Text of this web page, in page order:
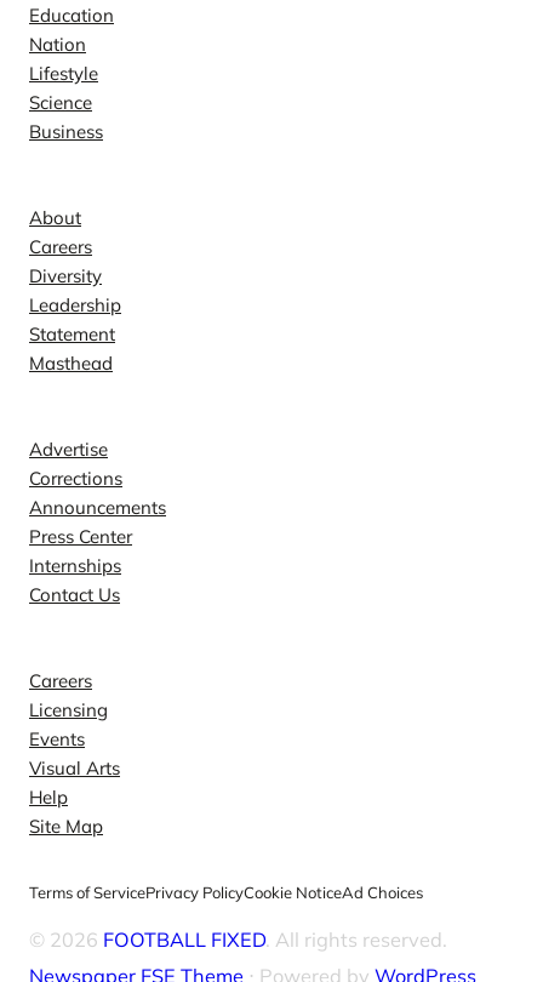
Education
Nation
Lifestyle
Science
Business
About
Careers
Diversity
Leadership
Statement
Masthead
Advertise
Corrections
Announcements
Press Center
Internships
Contact Us
Careers
Licensing
Events
Visual Arts
Help
Site Map
Terms of ServicePrivacy PolicyCookie NoticeAd Choices
© 2026 FOOTBALL FIXED. All rights reserved.
Newspaper FSE Theme ⋅ Powered by WordPress